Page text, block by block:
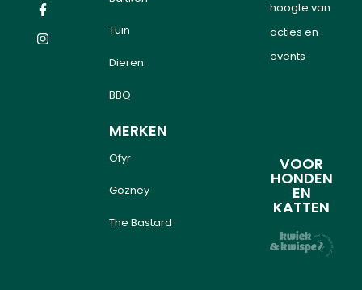
Tuin
Dieren
BBQ
MERKEN
Ofyr
Gozney
The Bastard
hoogte van
acties en
events
VOOR
HONDEN
EN
KATTEN